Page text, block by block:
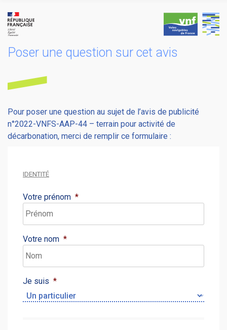
content
Poser une question sur cet avis
Pour poser une question au sujet de l’avis de publicité
n°2022-VNFS-AAP-44 – terrain pour activité de
décarbonation, merci de remplir ce formulaire :
IDENTITÉ
Votre prénom *
Votre nom *
Je suis *